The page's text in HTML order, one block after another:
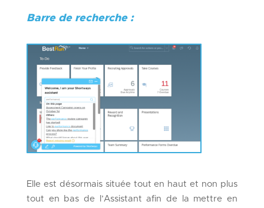
Barre de recherche :
Elle est désormais située tout en haut et non plus
tout en bas de l’Assistant afin de la mettre en